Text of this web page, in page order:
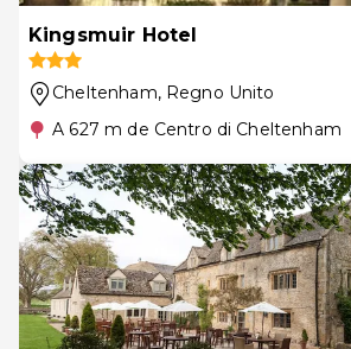
Kingsmuir Hotel
Cheltenham, Regno Unito
A 627 m de Centro di Cheltenham